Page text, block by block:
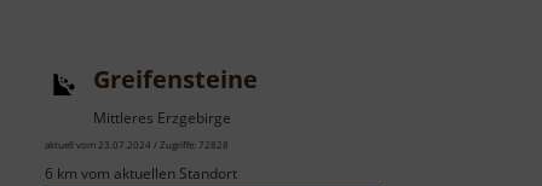
Greifensteine
Mittleres Erzgebirge
aktuell vom 23.07.2024 / Zugriffe: 72828
6 km vom aktuellen Standort